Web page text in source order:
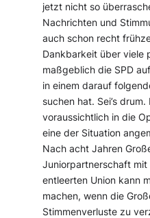
jetzt nicht so
Nachrichten und
auch schon recht
Dankbarkeit über viele
maßgeblich die SPD
in einem darauf
suchen hat. Sei’s
voraussichtlich in die
eine der Situation
Nach acht Jahren
Juniorpartnerschaft mit
entleerten Union kann
machen, wenn die
Stimmenverluste zu